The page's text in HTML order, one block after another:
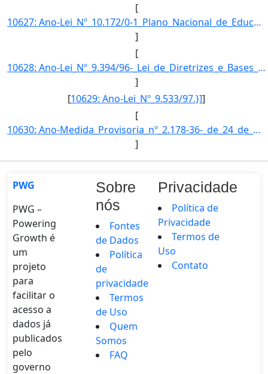
[
10627: Ano-Lei_Nº_10.172/0-1_Plano_Nacional_de_Educacao.}]
]
[
10628: Ano-Lei_Nº_9.394/96-_Lei_de_Diretrizes_e_Bases_da_Educacao_Nacional.}]
]
[10629: Ano-Lei_Nº_9.533/97.}]]
[
10630: Ano-Medida_Provisoria_nº_2.178-36-_de_24_de_agosto_de_2001.}]
]
PWG
PWG –
Powering
Growth é
um
projeto
para
facilitar o
acesso a
dados já
publicados
pelo
governo
Sobre
nós
Fontes
de Dados
Política
de
privacidade
Termos
de Uso
Quem
Somos
FAQ
Privacidade
Política de
Privacidade
Termos de
Uso
Contato